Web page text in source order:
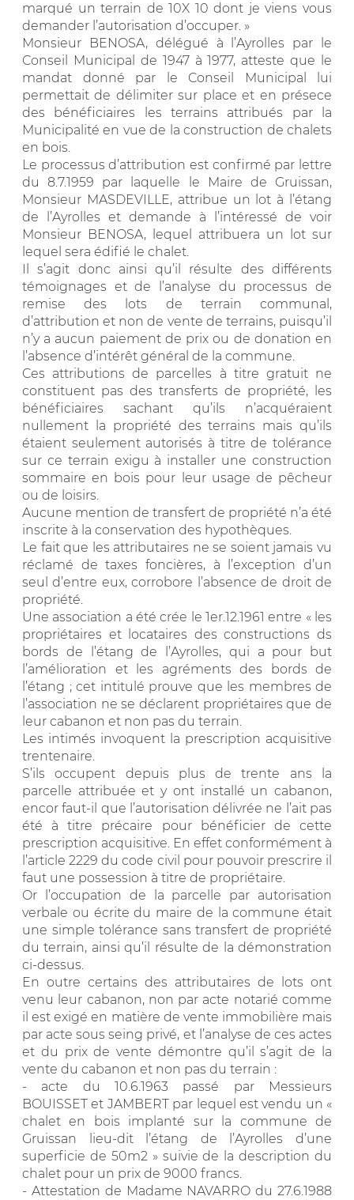
marqué un terrain de 10X 10 dont je viens vous
demander l’autorisation d’occuper. »
Monsieur BENOSA, délégué à l’Ayrolles par le
Conseil Municipal de 1947 à 1977, atteste que le
mandat donné par le Conseil Municipal lui
permettait de délimiter sur place et en présece
des bénéficiaires les terrains attribués par la
Municipalité en vue de la construction de chalets
en bois.
Le processus d’attribution est confirmé par lettre
du 8.7.1959 par laquelle le Maire de Gruissan,
Monsieur MASDEVILLE, attribue un lot à l’étang
de l’Ayrolles et demande à l’intéressé de voir
Monsieur BENOSA, lequel attribuera un lot sur
lequel sera édifié le chalet.
Il s’agit donc ainsi qu’il résulte des différents
témoignages et de l’analyse du processus de
remise des lots de terrain communal,
d’attribution et non de vente de terrains, puisqu’il
n’y a aucun paiement de prix ou de donation en
l’absence d’intérêt général de la commune.
Ces attributions de parcelles à titre gratuit ne
constituent pas des transferts de propriété, les
bénéficiaires sachant qu’ils n’acquéraient
nullement la propriété des terrains mais qu’ils
étaient seulement autorisés à titre de tolérance
sur ce terrain exigu à installer une construction
sommaire en bois pour leur usage de pêcheur
ou de loisirs.
Aucune mention de transfert de propriété n’a été
inscrite à la conservation des hypothèques.
Le fait que les attributaires ne se soient jamais vu
réclamé de taxes foncières, à l’exception d’un
seul d’entre eux, corrobore l’absence de droit de
propriété.
Une association a été crée le 1er.12.1961 entre « les
propriétaires et locataires des constructions ds
bords de l’étang de l’Ayrolles, qui a pour but
l’amélioration et les agréments des bords de
l’étang ; cet intitulé prouve que les membres de
l’association ne se déclarent propriétaires que de
leur cabanon et non pas du terrain.
Les intimés invoquent la prescription acquisitive
trentenaire.
S’ils occupent depuis plus de trente ans la
parcelle attribuée et y ont installé un cabanon,
encor faut-il que l’autorisation délivrée ne l’ait pas
été à titre précaire pour bénéficier de cette
prescription acquisitive. En effet conformément à
l’article 2229 du code civil pour pouvoir prescrire il
faut une possession à titre de propriétaire.
Or l’occupation de la parcelle par autorisation
verbale ou écrite du maire de la commune était
une simple tolérance sans transfert de propriété
du terrain, ainsi qu’il résulte de la démonstration
ci-dessus.
En outre certains des attributaires de lots ont
venu leur cabanon, non par acte notarié comme
il est exigé en matière de vente immobilière mais
par acte sous seing privé, et l’analyse de ces actes
et du prix de vente démontre qu’il s’agit de la
vente du cabanon et non pas du terrain :
- acte du 10.6.1963 passé par Messieurs
BOUISSET et JAMBERT par lequel est vendu un «
chalet en bois implanté sur la commune de
Gruissan lieu-dit l’étang de l’Ayrolles d’une
superficie de 50m2 » suivie de la description du
chalet pour un prix de 9000 francs.
- Attestation de Madame NAVARRO du 27.6.1988